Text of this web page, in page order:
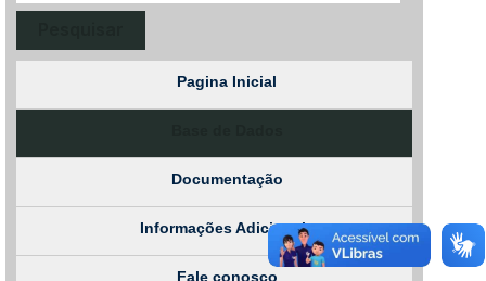
Pagina Inicial
Documentação
Informações Adicionais
Fale conosco